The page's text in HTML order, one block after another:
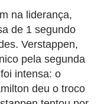
na liderança,
de 1 segundo
Verstappen,
pela segunda
intensa: o
deu o troco